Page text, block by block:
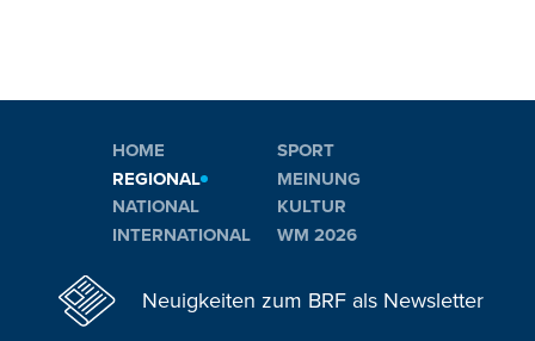
HOME
REGIONAL
NATIONAL
INTERNATIONAL
SPORT
MEINUNG
KULTUR
WM 2026
Neuigkeiten zum BRF als Newsletter